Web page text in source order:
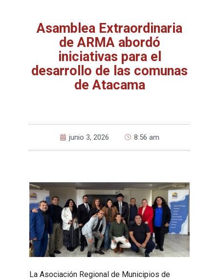
Asamblea Extraordinaria
de ARMA abordó
iniciativas para el
desarrollo de las comunas
de Atacama
junio 3, 2026 8:56 am
La Asociación Regional de Municipios de